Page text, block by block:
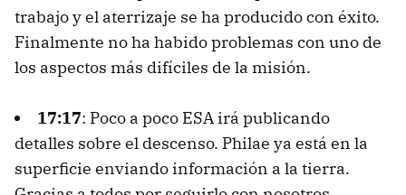
trabajo y el aterrizaje se ha producido con éxito.
Finalmente no ha habido problemas con uno de
los aspectos más difíciles de la misión.
17:17: Poco a poco ESA irá publicando
detalles sobre el descenso. Philae ya está en la
superficie enviando información a la tierra.